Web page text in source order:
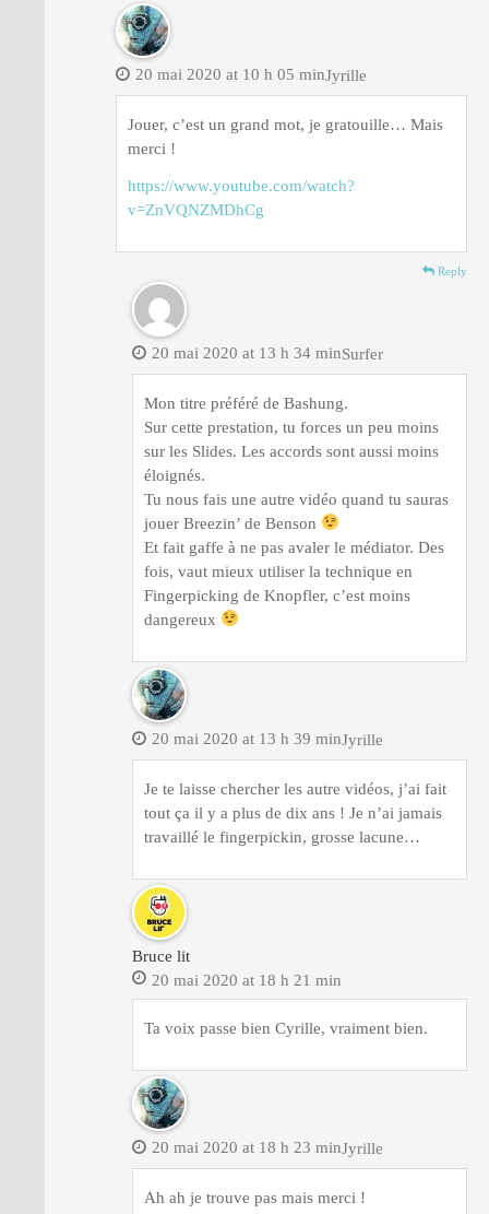
Jyrille
20 mai 2020 at 10 h 05 min
Jouer, c’est un grand mot, je gratouille… Mais
merci !
https://www.youtube.com/watch?
v=ZnVQNZMDhCg
Reply
Surfer
20 mai 2020 at 13 h 34 min
Mon titre préféré de Bashung.
Sur cette prestation, tu forces un peu moins
sur les Slides. Les accords sont aussi moins
éloignés.
Tu nous fais une autre vidéo quand tu sauras
jouer Breezin’ de Benson
Et fait gaffe à ne pas avaler le médiator. Des
fois, vaut mieux utiliser la technique en
Fingerpicking de Knopfler, c’est moins
dangereux
Jyrille
20 mai 2020 at 13 h 39 min
Je te laisse chercher les autre vidéos, j’ai fait
tout ça il y a plus de dix ans ! Je n’ai jamais
travaillé le fingerpickin, grosse lacune…
Bruce lit
20 mai 2020 at 18 h 21 min
Ta voix passe bien Cyrille, vraiment bien.
Jyrille
20 mai 2020 at 18 h 23 min
Ah ah je trouve pas mais merci !